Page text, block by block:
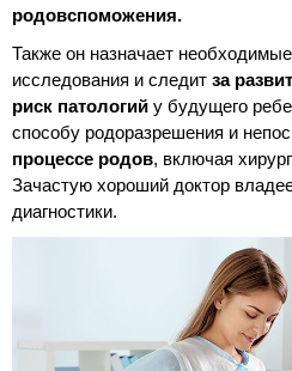
родовспоможения.
Также он назначает
исследования и следит за
риск патологий у будущего
способу родоразрешения и
процессе родов, включая
Зачастую хороший доктор
диагностики.